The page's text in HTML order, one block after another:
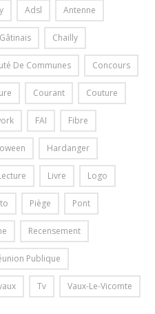
Adsl Antenne
Chailly
De Communes Concours
Courant Couture
FAI Fibre
Hardanger
Livre Logo
Piège Pont
Recensement
Publique
Tv Vaux-Le-Vicomte